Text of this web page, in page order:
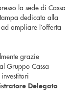
la sede di Cassa
dedicata alla
ampliare l’offerta
grazie
Gruppo Cassa
Delegato